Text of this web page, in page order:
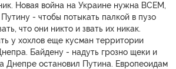
Новая война на Украине нужна ВСЕМ,
- чтобы потыкать палкой в пузо
что они никто и звать их никак.
у хохлов еще кусман территории
Байдену - надуть грозно щеки и
Днепре остановил Путина. Европеоидам